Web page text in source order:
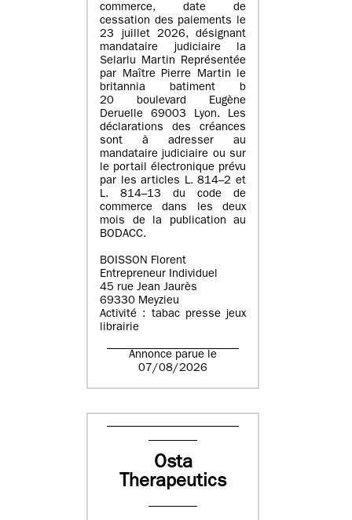
commerce, date de
cessation des paiements le
23 juillet 2026, désignant
mandataire judiciaire la
Selarlu Martin Représentée
par Maître Pierre Martin le
britannia batiment b
20 boulevard Eugène
Deruelle 69003 Lyon. Les
déclarations des créances
sont à adresser au
mandataire judiciaire ou sur
le portail électronique prévu
par les articles L. 814–2 et
L. 814–13 du code de
commerce dans les deux
mois de la publication au
BODACC.
BOISSON Florent
Entrepreneur Individuel
45 rue Jean Jaurès
69330 Meyzieu
Activité : tabac presse jeux
librairie
Annonce parue le
07/08/2026
Osta
Therapeutics